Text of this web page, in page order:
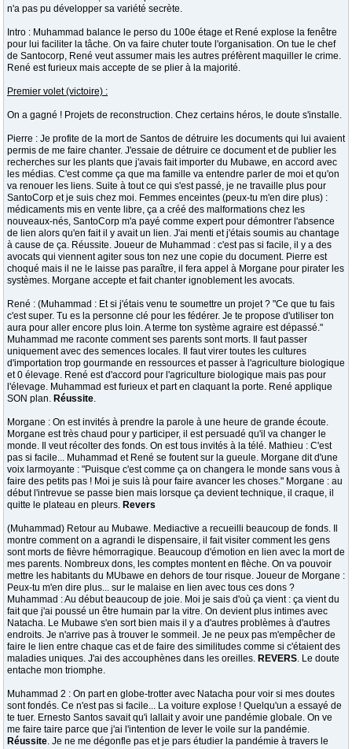
n'a pas pu développer sa variété secrète.
Intro : Muhammad balance le perso du 100e étage et René explose la fenêtre
pour lui faciliter la tâche. On va faire chuter toute l'organisation. On tue le chef
de Santocorp, René veut assumer mais les autres préfèrent maquiller le crime.
René est furieux mais accepte de se plier à la majorité.
Premier volet (victoire) :
On a gagné ! Projets de reconstruction. Chez certains héros, le doute s'installe.
Pierre : Je profite de la mort de Santos de détruire les documents qui lui avaient
permis de me faire chanter. J'essaie de détruire ce document et de publier les
recherches sur les plants que j'avais fait importer du Mubawe, en accord avec
les médias. C'est comme ça que ma famille va entendre parler de moi et qu'on
va renouer les liens. Suite à tout ce qui s'est passé, je ne travaille plus pour
SantoCorp et je suis chez moi. Femmes enceintes (peux-tu m'en dire plus) :
médicaments mis en vente libre, ça a créé des malformations chez les
nouveaux-nés, SantoCorp m'a payé comme expert pour démontrer l'absence
de lien alors qu'en fait il y avait un lien. J'ai menti et j'étais soumis au chantage
à cause de ça. Réussite. Joueur de Muhammad : c'est pas si facile, il y a des
avocats qui viennent agiter sous ton nez une copie du document. Pierre est
choqué mais il ne le laisse pas paraître, il fera appel à Morgane pour pirater les
systèmes. Morgane accepte et fait chanter ignoblement les avocats.
René : (Muhammad : Et si j'étais venu te soumettre un projet ? "Ce que tu fais
c'est super. Tu es la personne clé pour les fédérer. Je te propose d'utiliser ton
aura pour aller encore plus loin. A terme ton système agraire est dépassé."
Muhammad me raconte comment ses parents sont morts. Il faut passer
uniquement avec des semences locales. Il faut virer toutes les cultures
d'importation trop gourmande en ressources et passer à l'agriculture biologique
et 0 élevage. René est d'accord pour l'agriculture biologique mais pas pour
l'élevage. Muhammad est furieux et part en claquant la porte. René applique
SON plan. Réussite.
Morgane : On est invités à prendre la parole à une heure de grande écoute.
Morgane est très chaud pour y participer, il est persuadé qu'il va changer le
monde. Il veut récolter des fonds. On est tous invités à la télé. Mathieu : C'est
pas si facile... Muhammad et René se foutent sur la gueule. Morgane dit d'une
voix larmoyante : "Puisque c'est comme ça on changera le monde sans vous à
faire des petits pas ! Moi je suis là pour faire avancer les choses." Morgane : au
début l'intrevue se passe bien mais lorsque ça devient technique, il craque, il
quitte le plateau en pleurs. Revers
(Muhammad) Retour au Mubawe. Mediactive a recueilli beaucoup de fonds. Il
montre comment on a agrandi le dispensaire, il fait visiter comment les gens
sont morts de fièvre hémorragique. Beaucoup d'émotion en lien avec la mort de
mes parents. Nombreux dons, les comptes montent en flèche. On va pouvoir
mettre les habitants du MUbawe en dehors de tour risque. Joueur de Morgane :
Peux-tu m'en dire plus... sur le malaise en lien avec tous ces dons ?
Muhammad : Au début beaucoup de joie. Moi je sais d'où ça vient : ça vient du
fait que j'ai poussé un être humain par la vitre. On devient plus intimes avec
Natacha. Le Mubawe s'en sort bien mais il y a d'autres problèmes à d'autres
endroits. Je n'arrive pas à trouver le sommeil. Je ne peux pas m'empêcher de
faire le lien entre chaque cas et de faire des similitudes comme si c'étaient des
maladies uniques. J'ai des accouphènes dans les oreilles. REVERS. Le doute
entache mon triomphe.
Muhammad 2 : On part en globe-trotter avec Natacha pour voir si mes doutes
sont fondés. Ce n'est pas si facile... La voiture explose ! Quelqu'un a essayé de
te tuer. Ernesto Santos savait qu'i lallait y avoir une pandémie globale. On ve
me faire taire parce que j'ai l'intention de lever le voile sur la pandémie.
Réussite. Je ne me dégonfle pas et je pars étudier la pandémie à travers le